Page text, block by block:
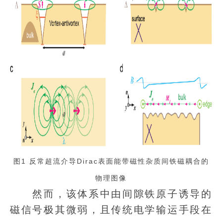
图1 反常超流介导Dirac表面能带磁性杂质间铁磁耦合的
物理图像
然而，该体系中由间隙铁原子诱导的
磁信号极其微弱，且传统电学输运手段在